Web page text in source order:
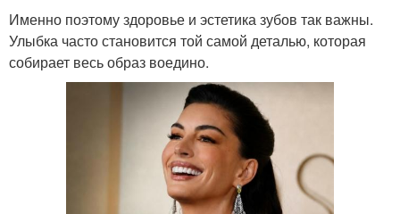
Именно поэтому здоровье и эстетика зубов так важны.
Улыбка часто становится той самой деталью, которая
собирает весь образ воедино.